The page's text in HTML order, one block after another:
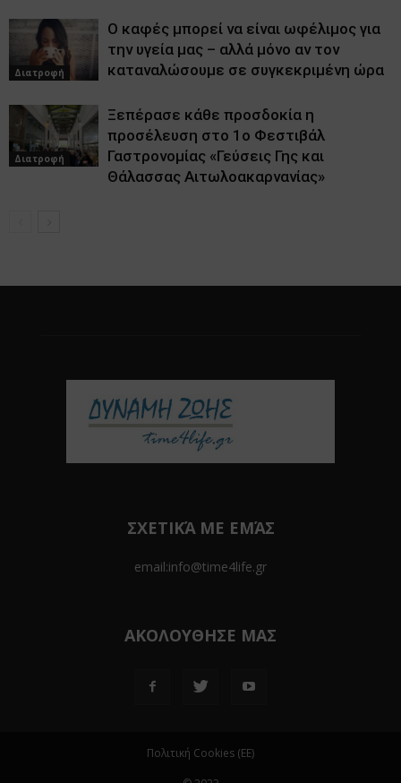
Διατροφή
Ο καφές μπορεί να είναι ωφέλιμος για
την υγεία μας – αλλά μόνο αν τον
καταναλώσουμε σε συγκεκριμένη ώρα
Διατροφή
Ξεπέρασε κάθε προσδοκία η
προσέλευση στο 1ο Φεστιβάλ
Γαστρονομίας «Γεύσεις Γης και
Θάλασσας Αιτωλοακαρνανίας»
ΣΧΕΤΙΚΆ ΜΕ ΕΜΆΣ
email:info@time4life.gr
ΑΚΟΛΟΥΘΗΣΕ ΜΑΣ
Πολιτική Cookies (ΕΕ)